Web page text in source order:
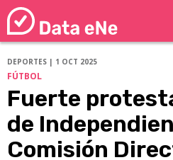
DEPORTES | 1 OCT 2025
FÚTBOL
Fuerte
de
Comisión